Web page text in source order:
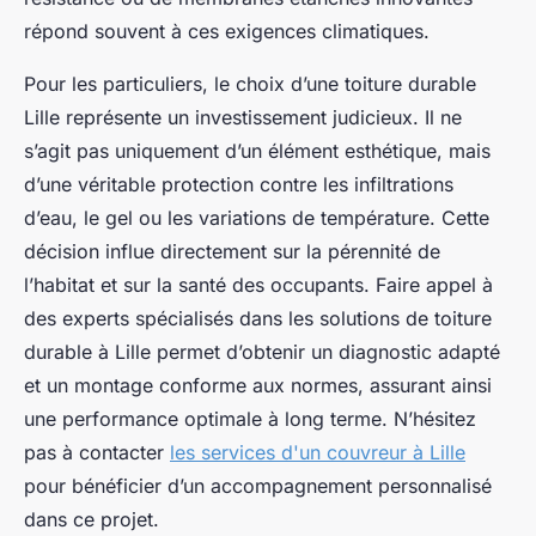
répond souvent à ces exigences climatiques.
Pour les particuliers, le choix d’une toiture durable
Lille représente un investissement judicieux. Il ne
s’agit pas uniquement d’un élément esthétique, mais
d’une véritable protection contre les infiltrations
d’eau, le gel ou les variations de température. Cette
décision influe directement sur la pérennité de
l’habitat et sur la santé des occupants. Faire appel à
des experts spécialisés dans les solutions de toiture
durable à Lille permet d’obtenir un diagnostic adapté
et un montage conforme aux normes, assurant ainsi
une performance optimale à long terme. N’hésitez
pas à contacter les services d'un couvreur à Lille
pour bénéficier d’un accompagnement personnalisé
dans ce projet.